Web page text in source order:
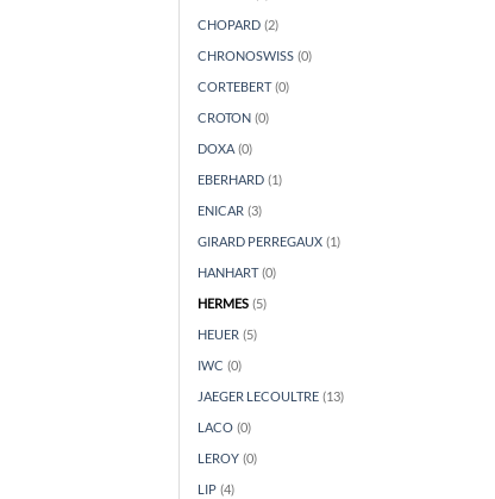
CHOPARD (2)
CHRONOSWISS (0)
CORTEBERT (0)
CROTON (0)
DOXA (0)
EBERHARD (1)
ENICAR (3)
GIRARD PERREGAUX (1)
HANHART (0)
HERMES (5)
HEUER (5)
IWC (0)
JAEGER LECOULTRE (13)
LACO (0)
LEROY (0)
LIP (4)